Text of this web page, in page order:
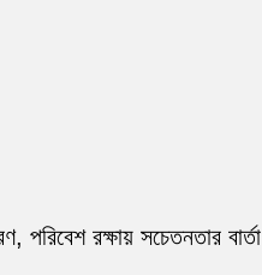
পরিবেশ রক্ষায় সচেতনতার বার্তা